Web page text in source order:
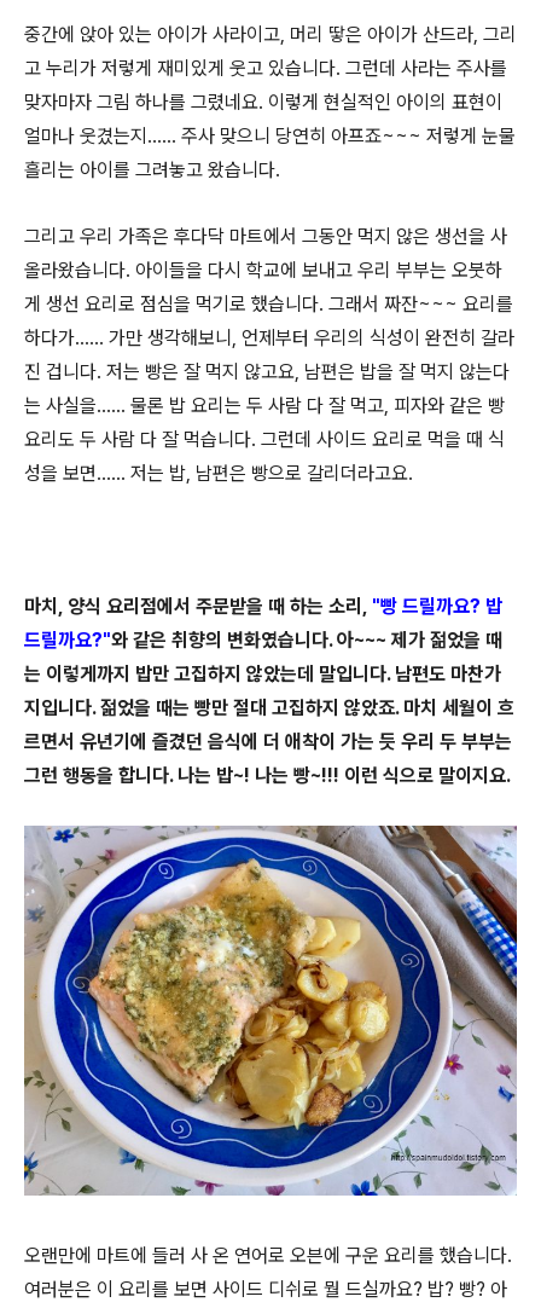
중간에 앉아 있는 아이가 사라이고, 머리 땋은 아이가 산드라, 그리
고 누리가 저렇게 재미있게 웃고 있습니다. 그런데 사라는 주사를
맞자마자 그림 하나를 그렸네요. 이렇게 현실적인 아이의 표현이
얼마나 웃겼는지...... 주사 맞으니 당연히 아프죠~~~ 저렇게 눈물
흘리는 아이를 그려놓고 왔습니다.
그리고 우리 가족은 후다닥 마트에서 그동안 먹지 않은 생선을 사
올라왔습니다. 아이들을 다시 학교에 보내고 우리 부부는 오붓하
게 생선 요리로 점심을 먹기로 했습니다. 그래서 짜잔~~~ 요리를
하다가...... 가만 생각해보니, 언제부터 우리의 식성이 완전히 갈라
진 겁니다. 저는 빵은 잘 먹지 않고요, 남편은 밥을 잘 먹지 않는다
는 사실을...... 물론 밥 요리는 두 사람 다 잘 먹고, 피자와 같은 빵
요리도 두 사람 다 잘 먹습니다. 그런데 사이드 요리로 먹을 때 식
성을 보면...... 저는 밥, 남편은 빵으로 갈리더라고요.
마치, 양식 요리점에서 주문받을 때 하는 소리, "빵 드릴까요? 밥
드릴까요?"와 같은 취향의 변화였습니다. 아~~~ 제가 젊었을 때
는 이렇게까지 밥만 고집하지 않았는데 말입니다. 남편도 마찬가
지입니다. 젊었을 때는 빵만 절대 고집하지 않았죠. 마치 세월이 흐
르면서 유년기에 즐겼던 음식에 더 애착이 가는 듯 우리 두 부부는
그런 행동을 합니다. 나는 밥~! 나는 빵~!!! 이런 식으로 말이지요.
오랜만에 마트에 들러 사 온 연어로 오븐에 구운 요리를 했습니다.
여러분은 이 요리를 보면 사이드 디쉬로 뭘 드실까요? 밥? 빵? 아